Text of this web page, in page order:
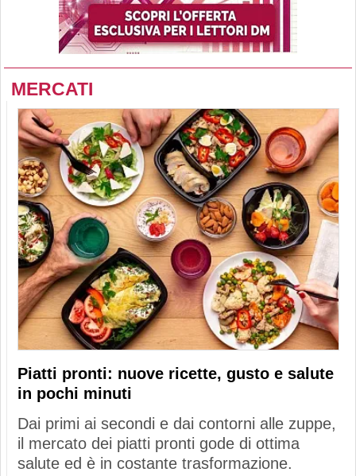
MERCATI
Piatti pronti: nuove ricette, gusto e salute
in pochi minuti
Dai primi ai secondi e dai contorni alle zuppe,
il mercato dei piatti pronti gode di ottima
salute ed è in costante trasformazione.